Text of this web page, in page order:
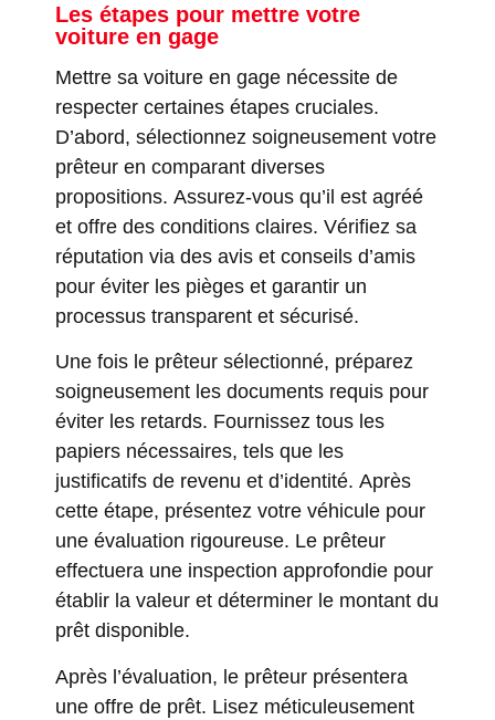
Les étapes pour mettre votre
voiture en gage
Mettre sa voiture en gage nécessite de
respecter certaines étapes cruciales.
D’abord, sélectionnez soigneusement votre
prêteur en comparant diverses
propositions. Assurez-vous qu’il est agréé
et offre des conditions claires. Vérifiez sa
réputation via des avis et conseils d’amis
pour éviter les pièges et garantir un
processus transparent et sécurisé.
Une fois le prêteur sélectionné, préparez
soigneusement les documents requis pour
éviter les retards. Fournissez tous les
papiers nécessaires, tels que les
justificatifs de revenu et d’identité. Après
cette étape, présentez votre véhicule pour
une évaluation rigoureuse. Le prêteur
effectuera une inspection approfondie pour
établir la valeur et déterminer le montant du
prêt disponible.
Après l’évaluation, le prêteur présentera
une offre de prêt. Lisez méticuleusement